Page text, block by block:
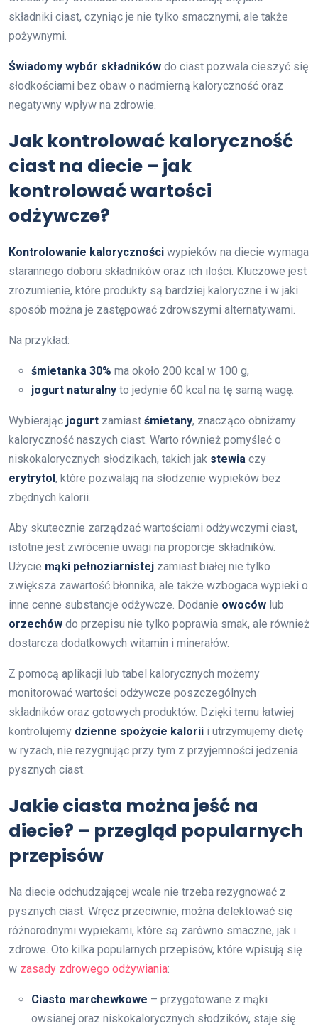
składniki ciast, czyniąc je nie tylko smacznymi, ale także
pożywnymi.
Świadomy wybór składników do ciast pozwala cieszyć się
słodkościami bez obaw o nadmierną kaloryczność oraz
negatywny wpływ na zdrowie.
Jak kontrolować kaloryczność
ciast na diecie – jak
kontrolować wartości
odżywcze?
Kontrolowanie kaloryczności wypieków na diecie wymaga
starannego doboru składników oraz ich ilości. Kluczowe jest
zrozumienie, które produkty są bardziej kaloryczne i w jaki
sposób można je zastępować zdrowszymi alternatywami.
Na przykład:
śmietanka 30% ma około 200 kcal w 100 g,
jogurt naturalny to jedynie 60 kcal na tę samą wagę.
Wybierając jogurt zamiast śmietany, znacząco obniżamy
kaloryczność naszych ciast. Warto również pomyśleć o
niskokalorycznych słodzikach, takich jak stewia czy
erytrytol, które pozwalają na słodzenie wypieków bez
zbędnych kalorii.
Aby skutecznie zarządzać wartościami odżywczymi ciast,
istotne jest zwrócenie uwagi na proporcje składników.
Użycie mąki pełnoziarnistej zamiast białej nie tylko
zwiększa zawartość błonnika, ale także wzbogaca wypieki o
inne cenne substancje odżywcze. Dodanie owoców lub
orzechów do przepisu nie tylko poprawia smak, ale również
dostarcza dodatkowych witamin i minerałów.
Z pomocą aplikacji lub tabel kalorycznych możemy
monitorować wartości odżywcze poszczególnych
składników oraz gotowych produktów. Dzięki temu łatwiej
kontrolujemy dzienne spożycie kalorii i utrzymujemy dietę
w ryzach, nie rezygnując przy tym z przyjemności jedzenia
pysznych ciast.
Jakie ciasta można jeść na
diecie? – przegląd popularnych
przepisów
Na diecie odchudzającej wcale nie trzeba rezygnować z
pysznych ciast. Wręcz przeciwnie, można delektować się
różnorodnymi wypiekami, które są zarówno smaczne, jak i
zdrowe. Oto kilka popularnych przepisów, które wpisują się
w zasady zdrowego odżywiania:
Ciasto marchewkowe – przygotowane z mąki
owsianej oraz niskokalorycznych słodzików, staje się